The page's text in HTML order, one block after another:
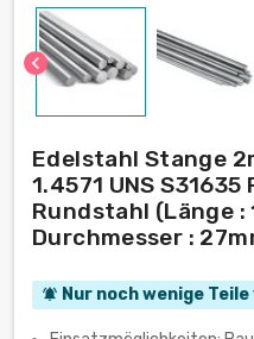
chevron_left
Edelstahl Stange
1.4571 UNS
Rundstahl (Länge
Durchmesser :
notifications_active Nur noch wenige